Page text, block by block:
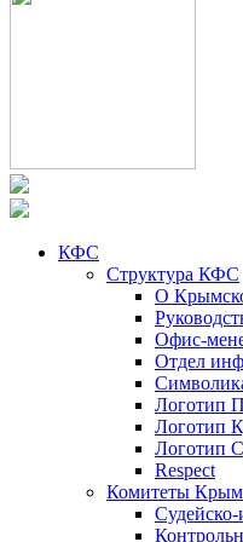
КФС
Структура КФС
О
Офис-
Отдел
Логотип
Логотип
Логотип
Respect
Комитеты
Судейско-